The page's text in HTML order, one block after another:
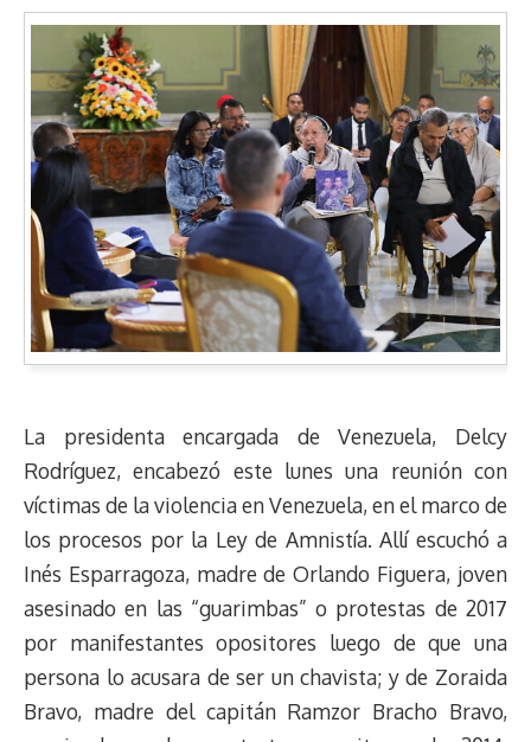
La presidenta encargada de Venezuela, Delcy
Rodríguez, encabezó este lunes una reunión con
víctimas de la violencia en Venezuela, en el marco de
los procesos por la Ley de Amnistía. Allí escuchó a
Inés Esparragoza, madre de Orlando Figuera, joven
asesinado en las “guarimbas” o protestas de 2017
por manifestantes opositores luego de que una
persona lo acusara de ser un chavista; y de Zoraida
Bravo, madre del capitán Ramzor Bracho Bravo,